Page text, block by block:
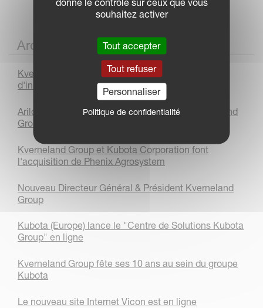
Archives
Kverneland Group Les Landes-Genusson, 75 ans
d'innovation et d'excellence
Arild Gjerde nommé Président & CEO de Kverneland
Group/Business Unit Implements
Kverneland Group et Kubota Corporation font
l'acquisition de Phenix Agrosystem
Nouveau Directeur Général & Président Kverneland
Group
Kubota (Europe) lance le "Centre de Solutions Kubota
Group" en ligne
Kverneland Group fête ses 10 ans au sein du groupe
Kubota
Le nouveau site Internet Vicon est en ligne
souhaitez activer
Tout accepter
Tout refuser
Personnaliser
Politique de confidentialité